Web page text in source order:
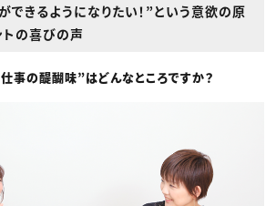
できるようになりたい！”という意欲の原
の喜びの声
の醍醐味”はどんなところですか？